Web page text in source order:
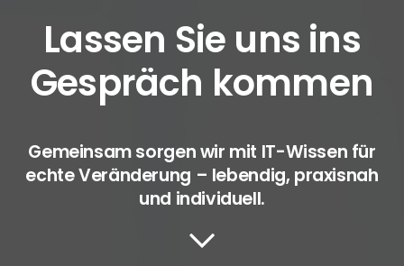
Lassen Sie uns ins
Gespräch kommen
Gemeinsam sorgen wir mit IT-Wissen für
echte Veränderung – lebendig, praxisnah
und individuell.